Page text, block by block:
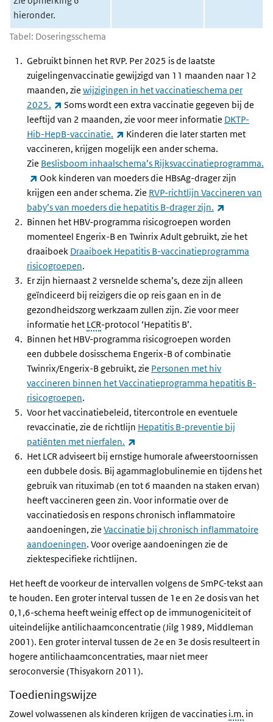
Tabel: Doseringsschema
hieronder.
Gebruikt binnen het RVP. Per 2025 is de laatste
zuigelingenvaccinatie gewijzigd van 11 maanden naar 12
maanden, zie wijzigingen in het vaccinatieschema per
2025.
(externe link)
Soms wordt een extra vaccinatie gegeven bij de
leeftijd van 2 maanden, zie voor meer informatie DKTP-
Hib-HepB-vaccinatie.
(externe link)
Kinderen die later starten met
vaccineren, krijgen mogelijk een ander schema.
Zie Beslisboom inhaalschema’s Rijksvaccinatieprogramma.
(externe link)
Ook kinderen van moeders die HBsAg-drager zijn
krijgen een ander schema. Zie RVP-richtlijn Vaccineren van
baby’s van moeders die hepatitis B-drager zijn.
Binnen het HBV-programma risicogroepen worden
momenteel Engerix-B en Twinrix Adult gebruikt, zie het
draaiboek Draaiboek Hepatitis B-vaccinatieprogramma
risicogroepen.
Er zijn hiernaast 2 versnelde schema’s, deze zijn alleen
geïndiceerd bij reizigers die op reis gaan en in de
gezondheidszorg werkzaam zullen zijn. Zie voor meer
informatie het LCR-protocol ‘Hepatitis B’.
Binnen het HBV-programma risicogroepen worden
een dubbele dosisschema Engerix-B of combinatie
Twinrix/Engerix-B gebruikt, zie Personen met hiv
vaccineren binnen het Vaccinatieprogramma hepatitis B-
risicogroepen.
Voor het vaccinatiebeleid, titercontrole en eventuele
revaccinatie, zie de richtlijn Hepatitis B-preventie bij
patiënten met nierfalen.
Het LCR adviseert bij ernstige humorale afweerstoornissen
een dubbele dosis. Bij agammaglobulinemie en tijdens het
gebruik van rituximab (en tot 6 maanden na staken ervan)
heeft vaccineren geen zin. Voor informatie over de
vaccinatiedosis en respons chronisch inflammatoire
aandoeningen, zie Vaccinatie bij chronisch inflammatoire
aandoeningen. Voor overige aandoeningen zie de
ziektespecifieke richtlijnen.
Het heeft de voorkeur de intervallen volgens de SmPC-tekst aan
te houden. Een groter interval tussen de 1e en 2e dosis van het
0,1,6-schema heeft weinig effect op de immunogeniciteit of
uiteindelijke antilichaamconcentratie (Jilg 1989, Middleman
2001). Een groter interval tussen de 2e en 3e dosis resulteert in
hogere antilichaamconcentraties, maar niet meer
seroconversie (Thisyakorn 2011).
Toedieningswijze
Zowel volwassenen als kinderen krijgen de vaccinaties i.m. in